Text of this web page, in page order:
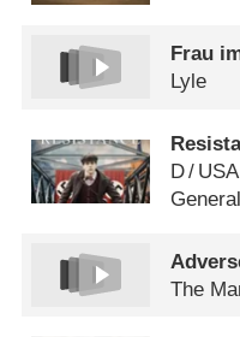
Frau
Lyle
D/ USA
The